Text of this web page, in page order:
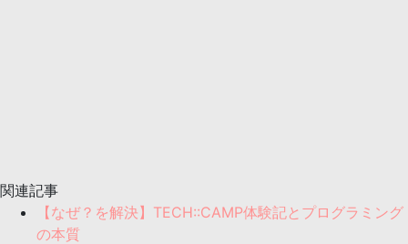
関連記事
【なぜ？を解決】TECH::CAMP体験記とプログラミング
の本質